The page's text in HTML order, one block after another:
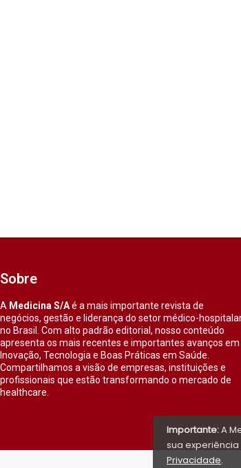
Sobre
A Medicina S/Aé a mais importante revista de
negócios, gestão e liderança do setor médico-
no Brasil. Com alto padrão editorial, nosso conteúdo
apresenta os mais recentes e importantes avanços em
Inovação, Tecnologia e Boas Práticas em Saúde.
Compartilhamos a visão de empresas, instituições e
profissionais que estão transformando o mercado de
healthcare.
Importante:A
sua experiência
Privacidade.